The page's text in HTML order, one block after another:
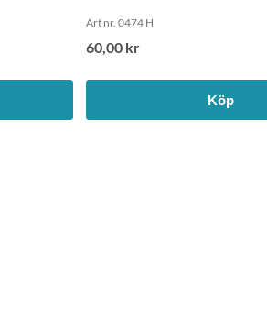
Art nr. 0474 H
60,00 kr
Köp